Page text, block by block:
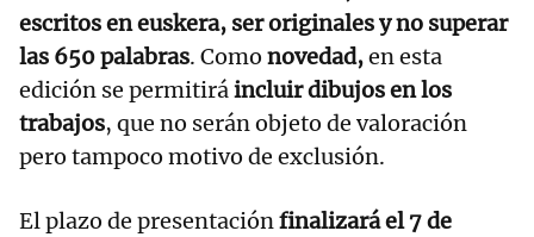
escritos en euskera, ser originales y no superar
las 650 palabras. Como novedad,en esta
edición se permitiráincluir dibujos en los
trabajos, que no serán objeto de valoración
pero tampoco motivo de exclusión.
El plazo de presentaciónfinalizará el 7 de